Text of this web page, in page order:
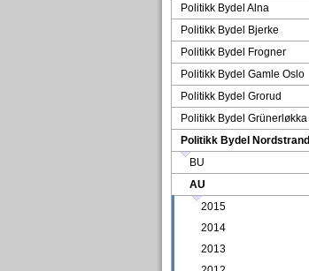
Politikk Bydel Alna
Politikk Bydel Bjerke
Politikk Bydel Frogner
Politikk Bydel Gamle Oslo
Politikk Bydel Grorud
Politikk Bydel Grünerløkka
Politikk Bydel Nordstrand
BU
AU
2015
2014
2013